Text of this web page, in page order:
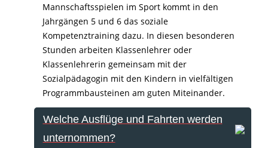
Mannschaftsspielen im Sport kommt in den
Jahrgängen 5 und 6 das soziale
Kompetenztraining dazu. In diesen besonderen
Stunden arbeiten Klassenlehrer oder
Klassenlehrerin gemeinsam mit der
Sozialpädagogin mit den Kindern in vielfältigen
Programmbausteinen am guten Miteinander.
Welche Ausflüge und Fahrten werden
unternommen?